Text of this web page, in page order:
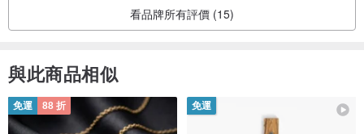
看品牌所有評價 (15)
與此商品相似
免運 88 折 免運